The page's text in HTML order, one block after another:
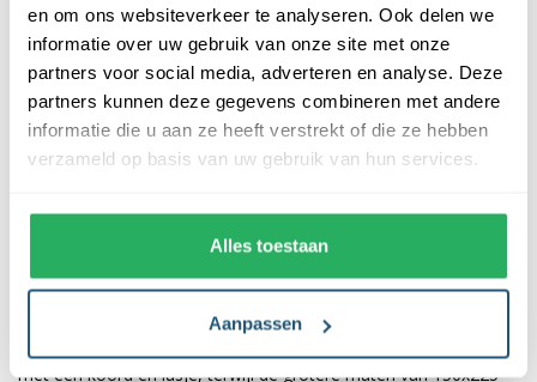
en om ons websiteverkeer te analyseren. Ook delen we
informatie over uw gebruik van onze site met onze
partners voor social media, adverteren en analyse. Deze
partners kunnen deze gegevens combineren met andere
informatie die u aan ze heeft verstrekt of die ze hebben
verzameld op basis van uw gebruik van hun services.
Alles toestaan
Aanpassen
De afwerking van onze vlaggen is van hoge kwaliteit. Ze zijn
voorzien van een sterke kopband en een dubbele stiknaad, wat
bijdraagt aan hun duurzaamheid en stevigheid. Wij bieden de
vlag vanPolsbroekaan in verschillende afmetingen, namelijk
40x60 cm, 70x100 cm, 100x150 cm, 150x225 cm en 200x300
Afhankelijk van de afmetingen die je kiest, worden de vlaggen
voorzien van verschillende bevestigingsmogelijkheden. De
met een koord en lusje, terwijl de grotere maten van 150x225